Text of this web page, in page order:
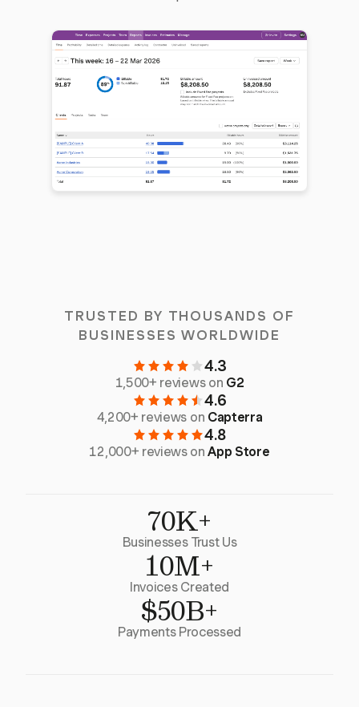
TRUSTED BY THOUSANDS OF
BUSINESSES WORLDWIDE
4.3
1,500+ reviews on G2
4.6
4,200+ reviews on Capterra
4.8
12,000+ reviews onApp Store
70K+
Businesses Trust Us
10M+
Invoices Created
$50B+
Payments Processed